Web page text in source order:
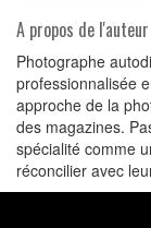
A propos de l'auteur
Photographe
professionnalisée
approche de la
des magazines.
spécialité comme
réconcilier avec